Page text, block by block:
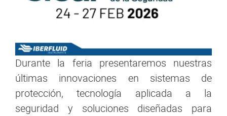
Durante la feria presentaremos nuestras
últimas innovaciones en sistemas de
protección, tecnología aplicada a la
seguridad y soluciones diseñadas para